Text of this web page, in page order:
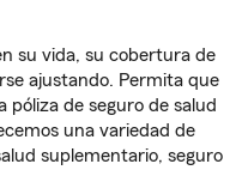
su vida, su cobertura de
ajustando. Permita que
de seguro de salud
una variedad de
suplementario, seguro